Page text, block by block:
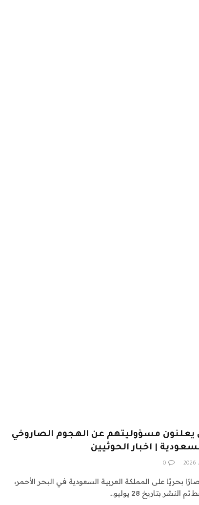
يعلنون مسؤوليتهم عن الهجوم الصاروخي
| اخبار الحوثيين
0
بحريًا على المملكة العربية السعودية في البحر الأحمر،
بتاريخ 28 يوليو…